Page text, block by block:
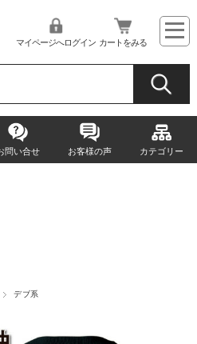
マイページへログイン カートをみる
問い合せ お客様の声 カテゴリー
デブ系